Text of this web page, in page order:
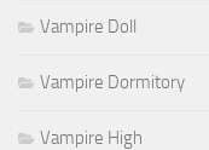
Vampire Doll
Vampire Dormitory
Vampire High